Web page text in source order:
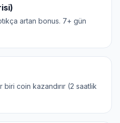
artan bonus. 7+ gün
coin kazandırır (2 saatlik